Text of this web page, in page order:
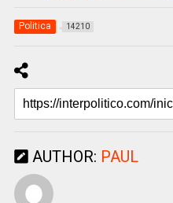
Politica 14210
AUTHOR: PAUL